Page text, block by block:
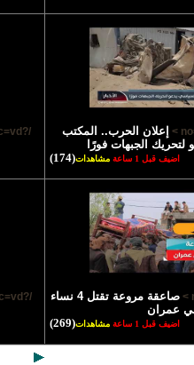
إعلان الحرب.. المكتب
لتحريك الجبهات فورًا
اضيف قبل 1 ساعة مشاهدات(174)
/?no=127530&ac=vd >
صاعقة مروعة تقتل 4 نساء
عمران
اضيف قبل 1 ساعة مشاهدات(269)
/?no=127527&ac=vd >